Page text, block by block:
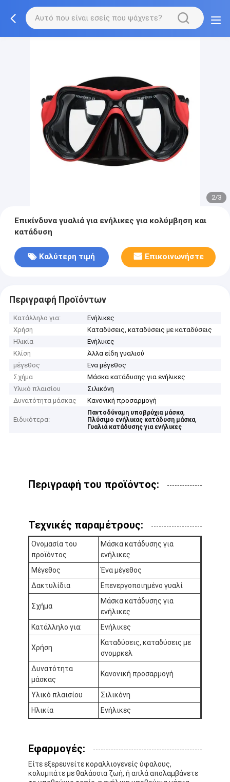
2/3
Επικίνδυνα γυαλιά για ενήλικες για κολύμβηση και
κατάδυση
Καλύτερη τιμή Επικοινωνήστε
Περιγραφή Προϊόντων
Κατάλληλο για:
Ενήλικες
Χρήση
Καταδύσεις, καταδύσεις με καταδύσεις
Ηλικία
Ενήλικες
Κλίση
Άλλα είδη γυαλιού
μέγεθος
Ενα μέγεθος
Σχήμα
Μάσκα κατάδυσης για ενήλικες
Υλικό πλαισίου
Σιλικόνη
Δυνατότητα μάσκας
Κανονική προσαρμογή
Ειδικότερα:
Παντοδύναμη υποβρύχια μάσκα,
Πλύσιμο ενήλικας κατάδυση μάσκα,
Γυαλιά κατάδυσης για ενήλικες
Περιγραφή του προϊόντος:
Τεχνικές παραμέτρους:
Ονομασία του
προϊόντος
Μάσκα κατάδυσης για
ενήλικες
Μέγεθος
Ένα μέγεθος
Δακτυλίδια
Επενεργοποιημένο γυαλί
Σχήμα
Μάσκα κατάδυσης για
ενήλικες
Κατάλληλο για:
Ενήλικες
Χρήση
Καταδύσεις, καταδύσεις με
σνομρκελ
Δυνατότητα
μάσκας
Κανονική προσαρμογή
Υλικό πλαισίου
Σιλικόνη
Ηλικία
Ενήλικες
Εφαρμογές:
Είτε εξερευνείτε κοραλλιογενείς ύφαλους,
κολυμπάτε με θαλάσσια ζωή, ή απλά απολαμβάνετε